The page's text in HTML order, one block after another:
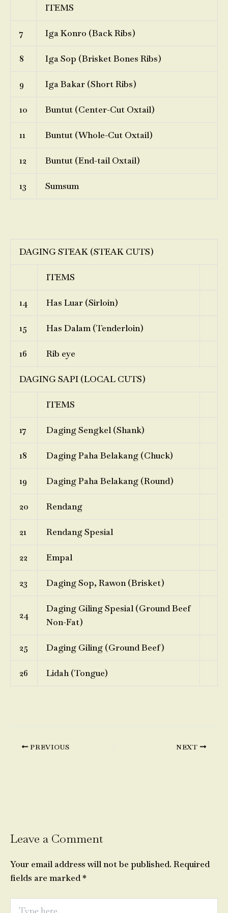
ITEMS
7 Iga Konro (Back Ribs)
8 Iga Sop (Brisket Bones Ribs)
9 Iga Bakar (Short Ribs)
10 Buntut (Center-Cut Oxtail)
11 Buntut (Whole-Cut Oxtail)
12 Buntut (End-tail Oxtail)
13 Sumsum
DAGING STEAK (STEAK CUTS)
ITEMS
14 Has Luar (Sirloin)
15 Has Dalam (Tenderloin)
16 Rib eye
DAGING SAPI (LOCAL CUTS)
ITEMS
17 Daging Sengkel (Shank)
18 Daging Paha Belakang (Chuck)
19 Daging Paha Belakang (Round)
20 Rendang
21 Rendang Spesial
22 Empal
23 Daging Sop, Rawon (Brisket)
24
Daging Giling Spesial (Ground Beef
Non-Fat)
25 Daging Giling (Ground Beef)
26 Lidah (Tongue)
PREVIOUS NEXT
Leave a Comment
Your email address will not be published. Required
fields are marked*